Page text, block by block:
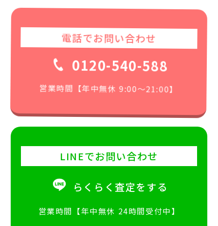
電話でお問い合わせ
0120-540-588
営業時間【年中無休 9:00〜21:00】
LINEでお問い合わせ
らくらく査定をする
営業時間【年中無休 24時間受付中】